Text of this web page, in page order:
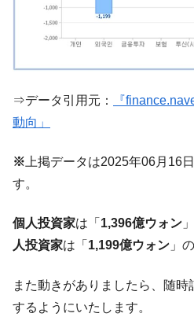
に韓国がいっちょがみしたのでは
『Money1』
韓国政府『BYD
は韓国で『BYD』車は売れてい
『Money1』
在韓米国大使ス
く空港に詰めかけ「出て行け！
『Money1』
韓国政府「2035
ータセンター整備」⇒ だから無
ほぼ終わった」
『Money1』
韓国『国民年金公
『Money1』
韓国政府「ニセ
ャンペーン」⇒ あの名物教授も
⇒データ引用元：
『
動向」
※ 上掲データは2025年06月16
す。
個人投資家は「 1,396億ウォン
人投資家は「 1,199億ウォン 」の
また動きがありましたら、随
するようにいたします。